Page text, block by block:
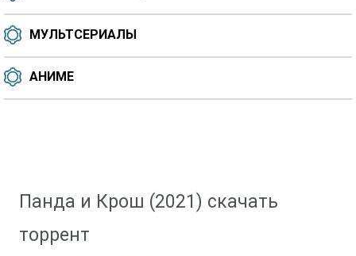
МУЛЬТСЕРИАЛЫ
АНИМЕ
Панда и Крош (2021) скачать
торрент